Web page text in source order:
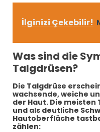
İlginizi Çekebilir!
Was sind die
Talgdrüsen?
Die Talgdrüse
wachsende, weiche
der Haut. Die meisten
und als deutliche
Hautoberfläche
zählen: